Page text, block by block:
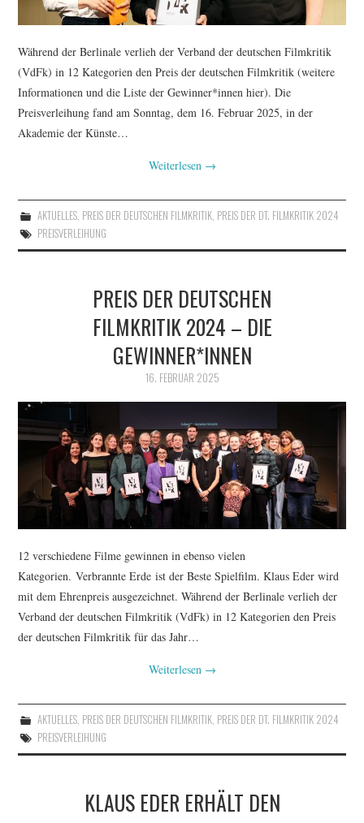
Während der Berlinale verlieh der Verband der deutschen Filmkritik
(VdFk) in 12 Kategorien den Preis der deutschen Filmkritik (weitere
Informationen und die Liste der Gewinner*innen hier). Die
Preisverleihung fand am Sonntag, dem 16. Februar 2025, in der
Akademie der Künste…
Weiterlesen →
AKTUELLES, PREIS DER DEUTSCHEN FILMKRITIK, PREIS DER DT. FILMKRITIK 2024
PREISVERLEIHUNG
PREIS DER DEUTSCHEN
FILMKRITIK 2024 – DIE
GEWINNER*INNEN
16. FEBRUAR 2025
12 verschiedene Filme gewinnen in ebenso vielen
Kategorien. Verbrannte Erde ist der Beste Spielfilm. Klaus Eder wird
mit dem Ehrenpreis ausgezeichnet. Während der Berlinale verlieh der
Verband der deutschen Filmkritik (VdFk) in 12 Kategorien den Preis
der deutschen Filmkritik für das Jahr…
Weiterlesen →
AKTUELLES, PREIS DER DEUTSCHEN FILMKRITIK, PREIS DER DT. FILMKRITIK 2024
PREISVERLEIHUNG
KLAUS EDER ERHÄLT DEN